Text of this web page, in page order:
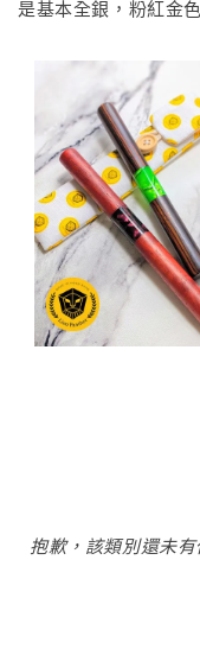
是基本全銀，粉紅金
抱歉，該類別還未有